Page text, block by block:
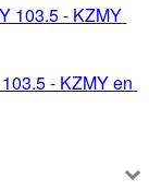
103.5 - KZMY
- KZMY en